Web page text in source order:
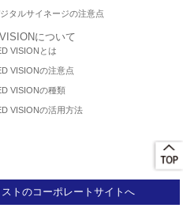
タルサイネージの注意点
について
VISIONとは
VISIONの注意点
VISIONの種類
VISIONの活用方法
トのコーポレートサイトへ